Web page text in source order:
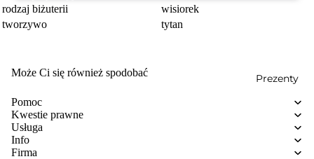
Prezenty
rodzaj biżuterii
wisiorek
tworzywo
tytan
Może Ci się również spodobać
Pomoc
Kwestie prawne
Usługa
Info
Firma